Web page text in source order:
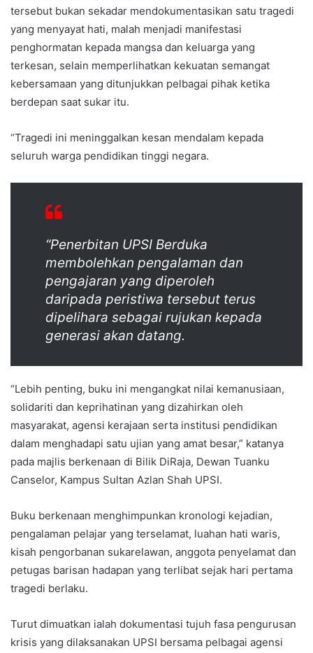
tersebut bukan sekadar mendokumentasikan satu tragedi
yang menyayat hati, malah menjadi manifestasi
penghormatan kepada mangsa dan keluarga yang
terkesan, selain memperlihatkan kekuatan semangat
kebersamaan yang ditunjukkan pelbagai pihak ketika
berdepan saat sukar itu.
“Tragedi ini meninggalkan kesan mendalam kepada
seluruh warga pendidikan tinggi negara.
“Penerbitan UPSI Berduka
membolehkan pengalaman dan
pengajaran yang diperoleh
daripada peristiwa tersebut terus
dipelihara sebagai rujukan kepada
generasi akan datang.
“Lebih penting, buku ini mengangkat nilai kemanusiaan,
solidariti dan keprihatinan yang dizahirkan oleh
masyarakat, agensi kerajaan serta institusi pendidikan
dalam menghadapi satu ujian yang amat besar,” katanya
pada majlis berkenaan di Bilik DiRaja, Dewan Tuanku
Canselor, Kampus Sultan Azlan Shah UPSI.
Buku berkenaan menghimpunkan kronologi kejadian,
pengalaman pelajar yang terselamat, luahan hati waris,
kisah pengorbanan sukarelawan, anggota penyelamat dan
petugas barisan hadapan yang terlibat sejak hari pertama
tragedi berlaku.
Turut dimuatkan ialah dokumentasi tujuh fasa pengurusan
krisis yang dilaksanakan UPSI bersama pelbagai agensi